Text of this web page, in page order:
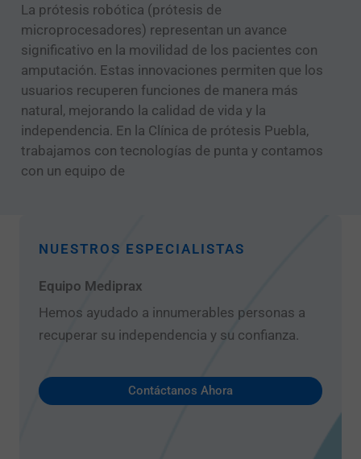
La prótesis robótica (prótesis de
microprocesadores) representan un avance
significativo en la movilidad de los pacientes con
amputación. Estas innovaciones permiten que los
usuarios recuperen funciones de manera más
natural, mejorando la calidad de vida y la
independencia. En la Clínica de prótesis Puebla,
trabajamos con tecnologías de punta y contamos
con un equipo de
NUESTROS ESPECIALISTAS
Equipo Mediprax
Hemos ayudado a innumerables personas a
recuperar su independencia y su confianza.
Contáctanos Ahora